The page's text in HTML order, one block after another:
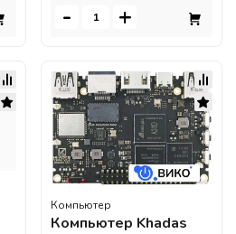
- +
Компьютер
Компьютер Khadas